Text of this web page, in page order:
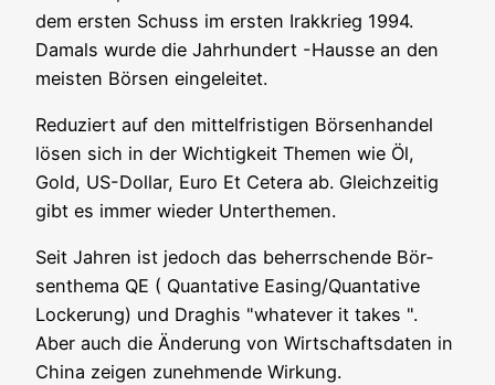
dem ers­ten Schuss im ers­ten Irak­krieg 1994.
Damals wur­de die Jahr­hun­dert -Hausse an den
meis­ten Bör­sen eingeleitet.
Redu­ziert auf den mit­tel­fris­ti­gen Bör­sen­han­del
lösen sich in der Wich­tig­keit The­men wie Öl,
Gold, US-Dol­lar, Euro Et Cete­ra ab. Gleich­zei­tig
gibt es immer wie­der Unterthemen.
Seit Jah­ren ist jedoch das beherr­schen­de Bör­
sen­the­ma QE ( Quan­ta­ti­ve Easing/Quantative
Locke­rung) und Draghis "wha­te­ver it takes ".
Aber auch die Ände­rung von Wirt­schafts­da­ten in
Chi­na zei­gen zuneh­men­de Wirkung.